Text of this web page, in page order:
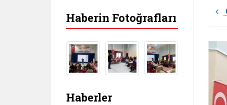
Haberin Fotoğrafları
Haberler